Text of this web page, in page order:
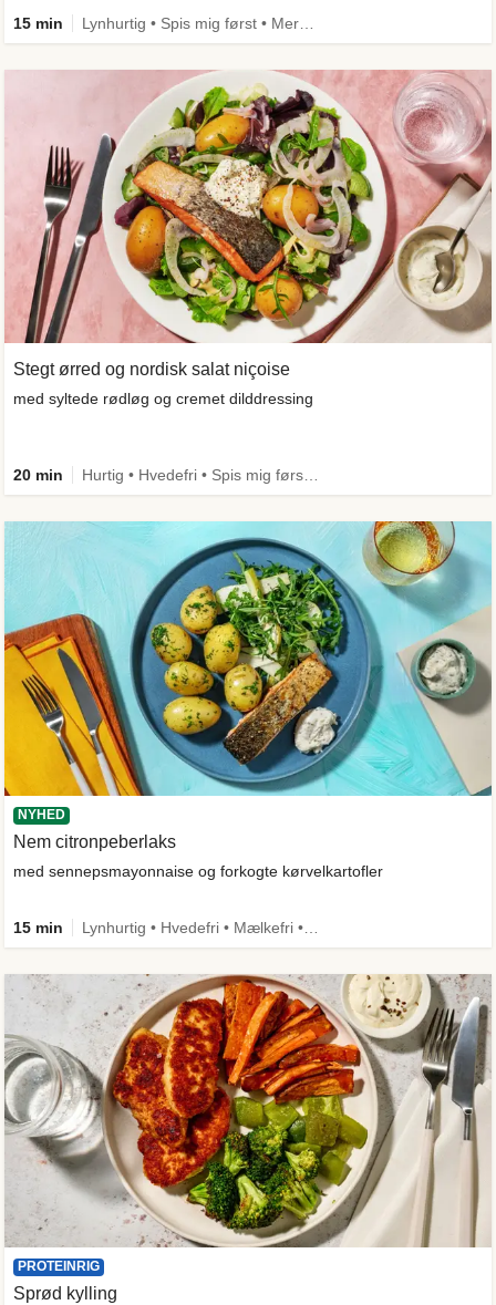
15 min
Stegt ørred og nordisk salat niçoise
med syltede rødløg og cremet dilddressing
20 min
NYHED
Nem citronpeberlaks
med sennepsmayonnaise og forkogte kørvelkartofler
15 min
PROTEINRIG
Sprød kylling